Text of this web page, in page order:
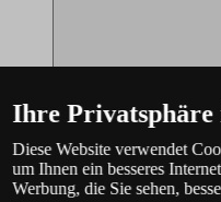
Philips Hue - das
Ihre Privatsphäre
Diese Website verwendet
um Ihnen ein besseres
Werbung, die Sie sehen,